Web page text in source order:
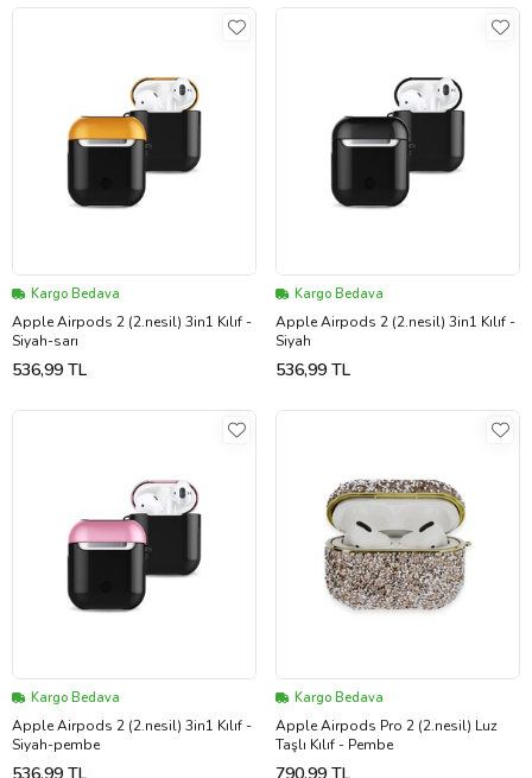
Kargo Bedava
Apple Airpods 2 (2.nesil) 3in1 Kılıf -
Siyah-sarı
536,99 TL
Kargo Bedava
Apple Airpods 2 (2.nesil) 3in1 Kılıf -
Siyah
536,99 TL
Kargo Bedava
Apple Airpods 2 (2.nesil) 3in1 Kılıf -
Siyah-pembe
Kargo Bedava
Apple Airpods Pro 2 (2.nesil) Luz
Taşlı Kılıf - Pembe